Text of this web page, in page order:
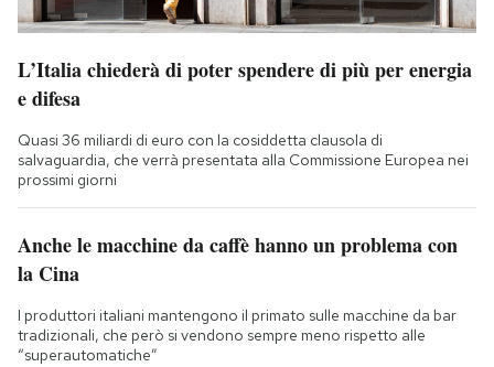
L’Italia chiederà di poter spendere di più per energia
e difesa
Quasi 36 miliardi di euro con la cosiddetta clausola di
salvaguardia, che verrà presentata alla Commissione Europea nei
prossimi giorni
Anche le macchine da caffè hanno un problema con
la Cina
I produttori italiani mantengono il primato sulle macchine da bar
tradizionali, che però si vendono sempre meno rispetto alle
“superautomatiche”